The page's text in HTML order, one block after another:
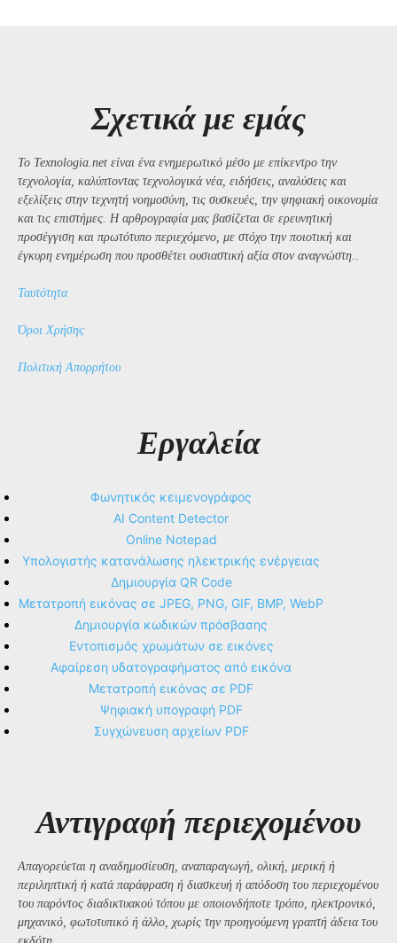
Σχετικά με εμάς
Το Texnologia.net είναι ένα ενημερωτικό μέσο με επίκεντρο την
τεχνολογία, καλύπτοντας τεχνολογικά νέα, ειδήσεις, αναλύσεις και
εξελίξεις στην τεχνητή νοημοσύνη, τις συσκευές, την ψηφιακή οικονομία
και τις επιστήμες. Η αρθρογραφία μας βασίζεται σε ερευνητική
προσέγγιση και πρωτότυπο περιεχόμενο, με στόχο την ποιοτική και
έγκυρη ενημέρωση που προσθέτει ουσιαστική αξία στον αναγνώστη..
Ταυτότητα
Όροι Χρήσης
Πολιτική Απορρήτου
Εργαλεία
Φωνητικός κειμενογράφος
AI Content Detector
Online Notepad
Υπολογιστής κατανάλωσης ηλεκτρικής ενέργειας
Δημιουργία QR Code
Μετατροπή εικόνας σε JPEG, PNG, GIF, BMP, WebP
Δημιουργία κωδικών πρόσβασης
Εντοπισμός χρωμάτων σε εικόνες
Αφαίρεση υδατογραφήματος από εικόνα
Μετατροπή εικόνας σε PDF
Ψηφιακή υπογραφή PDF
Συγχώνευση αρχείων PDF
Αντιγραφή περιεχομένου
Απαγορεύεται η αναδημοσίευση, αναπαραγωγή, ολική, μερική ή
περιληπτική ή κατά παράφραση ή διασκευή ή απόδοση του περιεχομένου
του παρόντος διαδικτυακού τόπου με οποιονδήποτε τρόπο, ηλεκτρονικό,
μηχανικό, φωτοτυπικό ή άλλο, χωρίς την προηγούμενη γραπτή άδεια του